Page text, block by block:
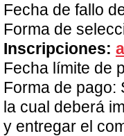
Fecha de fallo
Forma de
Inscripciones:
Fecha límite de
Forma de pago:
la cual deberá
y entregar el